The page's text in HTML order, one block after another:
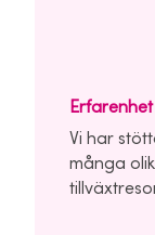
Vi har
många